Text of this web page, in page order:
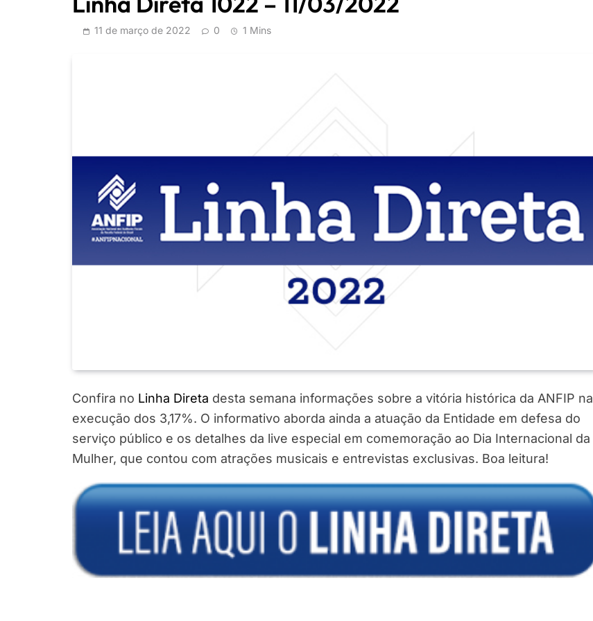
11 de março de 2022 0 1 Mins
Confira no Linha Direta desta semana informações sobre a vitória histórica da ANFIP na
execução dos 3,17%. O informativo aborda ainda a atuação da Entidade em defesa do
serviço público e os detalhes da live especial em comemoração ao Dia Internacional da
Mulher, que contou com atrações musicais e entrevistas exclusivas. Boa leitura!